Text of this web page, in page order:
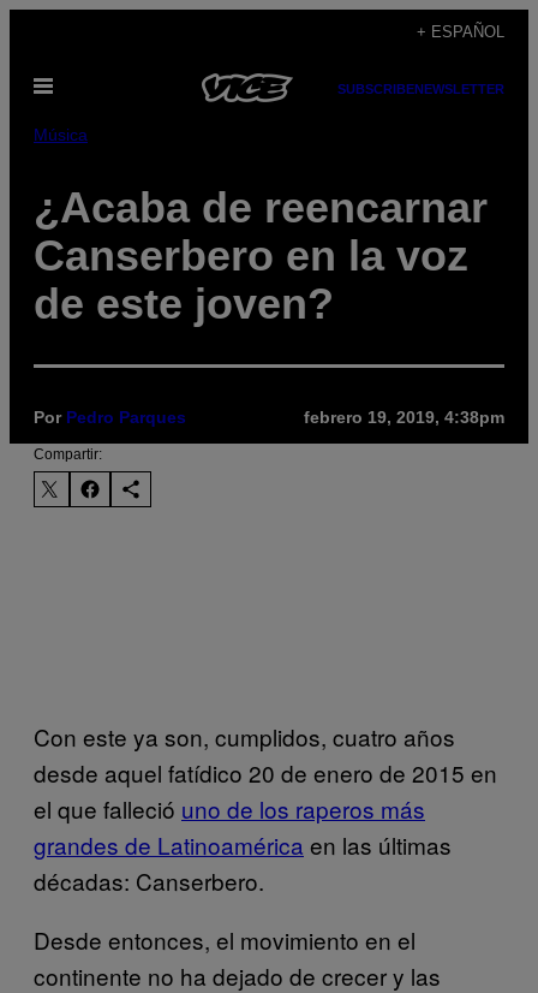
contenido
+ ESPAÑOL
Abrir
SUBSCRIBENEWSLETTER
Música
¿Acaba de reencarnar
Canserbero en la voz
de este joven?
Por Pedro Parques febrero 19, 2019, 4:38pm
Compartir:
Con este ya son, cumplidos, cuatro años
desde aquel fatídico 20 de enero de 2015 en
el que falleció uno de los raperos más
grandes de Latinoamérica en las últimas
décadas: Canserbero.
Desde entonces, el movimiento en el
continente no ha dejado de crecer y las